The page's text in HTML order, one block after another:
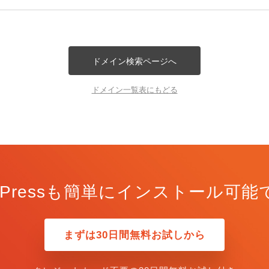
ドメイン検索ページへ
ドメイン一覧表にもどる
も簡単にインストール可能
まずは30日間無料お試しから